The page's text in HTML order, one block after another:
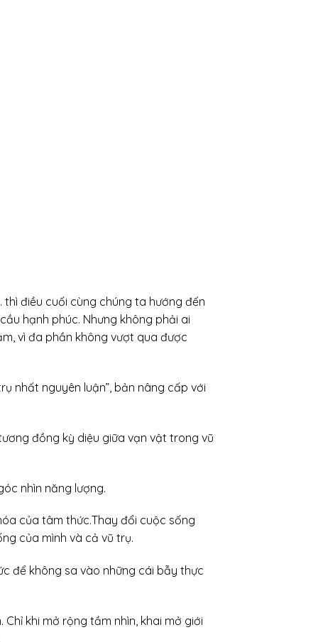
điều cuối cùng chúng ta hướng đến
hạnh phúc. Nhưng không phải ai
vì đa phần không vượt qua được
nhất nguyên luận”, bản nâng cấp với
đồng kỳ diệu giữa vạn vật trong vũ
nhìn năng lượng.
của tâm thức.Thay đổi cuộc sống
của mình và cả vũ trụ.
để không sa vào những cái bẫy thực
khi mở rộng tầm nhìn, khai mở giới